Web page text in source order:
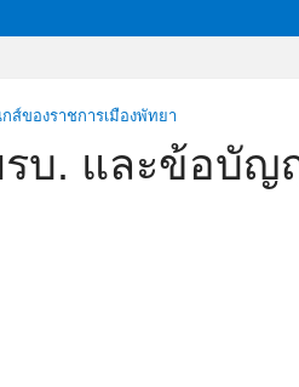
ส์ของราชการเมืองพัทยา
บ. และข้อบัญ